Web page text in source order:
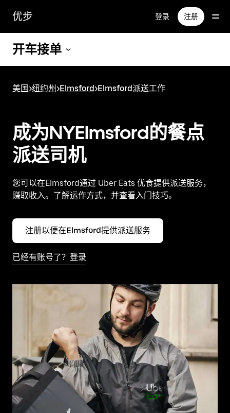
容
优步 登录 注册
开车接单
美国>纽约州>Elmsford>Elmsford派送工作
成为NYElmsford的餐点
派送司机
您可以在Elmsford通过 Uber Eats 优食提供派送服务，
赚取收入。了解运作方式，并查看入门技巧。
注册以便在Elmsford提供派送服务
已经有账号了？登录